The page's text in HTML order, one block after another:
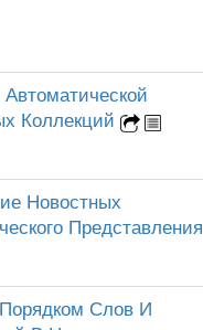
Коллекций
Новостных
Представления
Слов И